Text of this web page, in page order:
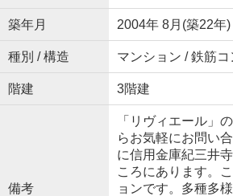
築年月 2004年 8月(築22年)
種別 / 構造 マンション / 鉄筋コ
階建 3階建
備考
「リヴィエール」
らお気軽にお問い
に信用金庫紀三井
ころにあります。
ョンです。多種多